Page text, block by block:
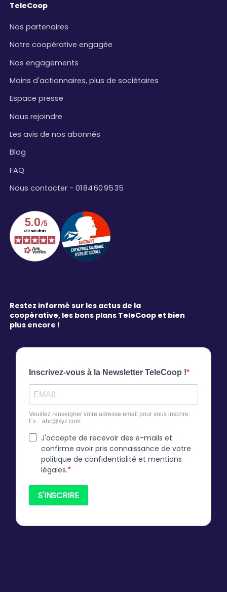
TeleCoop
Nos partenaires
Notre coopérative engagée
Nos engagements
Moins d'actionnaires, plus de sociétaires
Espace presse
Nous rejoindre
Les avis de nos abonnés
Blog
FAQ
Nous contacter - 01 84 60 95 35
Restez informé sur les actus de la
coopérative, les bons plans TeleCoop et bien
plus encore !